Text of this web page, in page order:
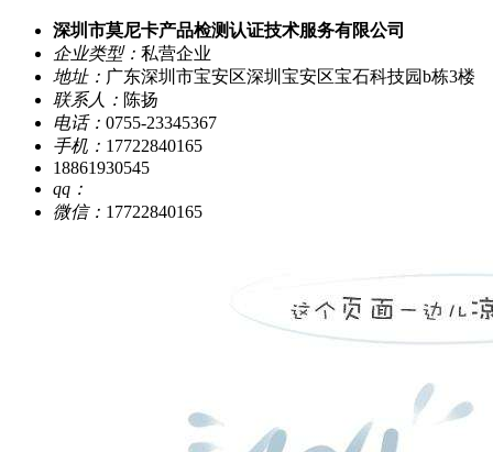
深圳市莫尼卡产品检测认证技术服务有限公司
企业类型： 私营企业
地址： 广东深圳市宝安区深圳宝安区宝石科技园b栋3楼
联系人： 陈扬
电话： 0755-23345367
手机： 17722840165
18861930545
qq：
微信： 17722840165